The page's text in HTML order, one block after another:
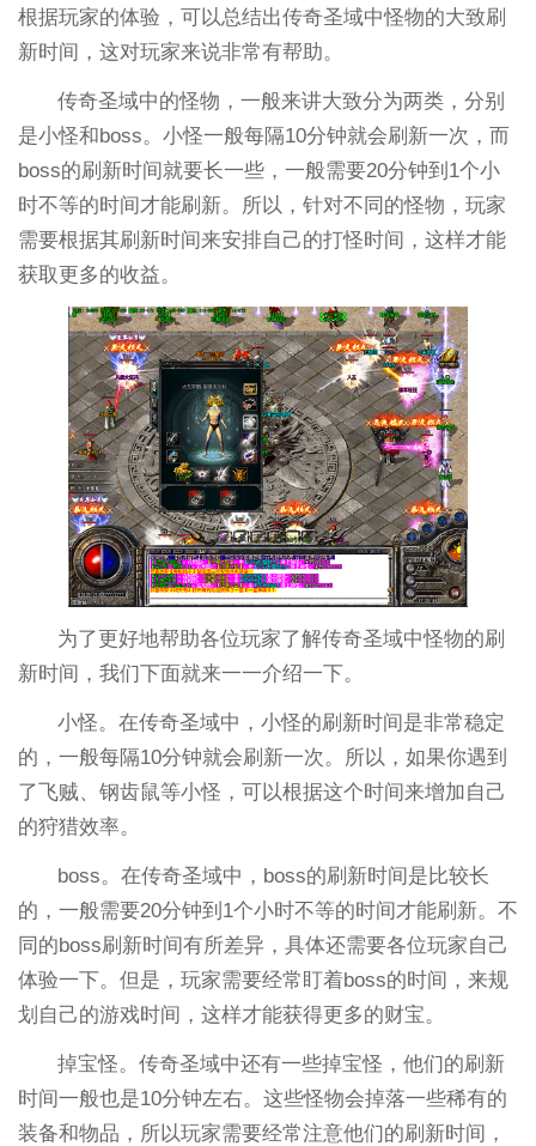
根据玩家的体验，可以总结出传奇圣域中怪物的大致刷
新时间，这对玩家来说非常有帮助。
传奇圣域中的怪物，一般来讲大致分为两类，分别
是小怪和boss。小怪一般每隔10分钟就会刷新一次，而
boss的刷新时间就要长一些，一般需要20分钟到1个小
时不等的时间才能刷新。所以，针对不同的怪物，玩家
需要根据其刷新时间来安排自己的打怪时间，这样才能
获取更多的收益。
为了更好地帮助各位玩家了解传奇圣域中怪物的刷
新时间，我们下面就来一一介绍一下。
小怪。在传奇圣域中，小怪的刷新时间是非常稳定
的，一般每隔10分钟就会刷新一次。所以，如果你遇到
了飞贼、钢齿鼠等小怪，可以根据这个时间来增加自己
的狩猎效率。
boss。在传奇圣域中，boss的刷新时间是比较长
的，一般需要20分钟到1个小时不等的时间才能刷新。不
同的boss刷新时间有所差异，具体还需要各位玩家自己
体验一下。但是，玩家需要经常盯着boss的时间，来规
划自己的游戏时间，这样才能获得更多的财宝。
掉宝怪。传奇圣域中还有一些掉宝怪，他们的刷新
时间一般也是10分钟左右。这些怪物会掉落一些稀有的
装备和物品，所以玩家需要经常注意他们的刷新时间，